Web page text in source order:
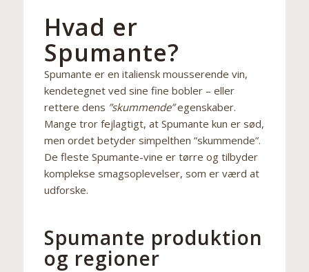
Hvad er
Spumante?
Spumante er en italiensk mousserende vin,
kendetegnet ved sine fine bobler – eller
rettere dens ”skummende”egenskaber.
Mange tror fejlagtigt, at Spumante kun er sød,
men ordet betyder simpelthen ”skummende”.
De fleste Spumante-vine er tørre og tilbyder
komplekse smagsoplevelser, som er værd at
udforske.
Spumante produktion
og regioner